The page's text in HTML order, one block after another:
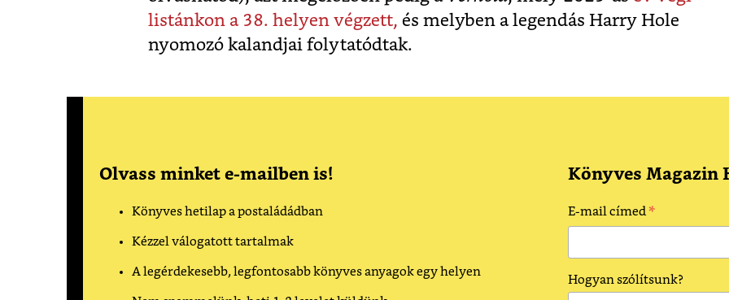
listánkon a 38. helyen végzett, és melyben a legendás Harry Hole
nyomozó kalandjai folytatódtak.
Olvass minket e-mailben is!
Könyves hetilap a postaládádban
Kézzel válogatott tartalmak
A legérdekesebb, legfontosabb könyves anyagok egy helyen
Könyves Magazin
E-mail címed*
Hogyan szólítsunk?